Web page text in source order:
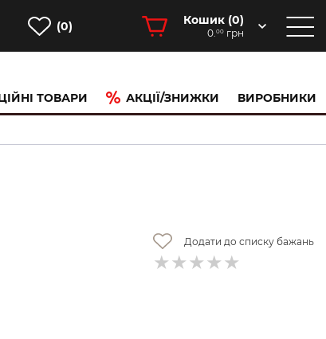
(0) Кошик (0)
0.00 грн
ТОВАРИ АКЦІЇ/ЗНИЖКИ ВИРОБНИКИ
Додати до списку бажань